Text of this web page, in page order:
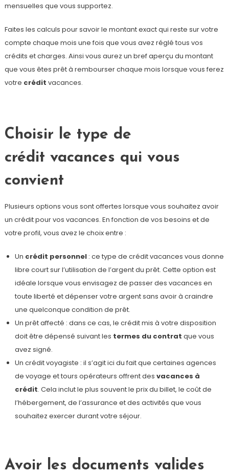
mensuelles que vous supportez.
Faites les calculs pour savoir le montant exact qui reste sur votre
compte chaque mois une fois que vous avez réglé tous vos
crédits et charges. Ainsi vous aurez un bref aperçu du montant
que vous êtes prêt à rembourser chaque mois lorsque vous ferez
votre crédit vacances.
Choisir le type de
crédit vacances qui vous
convient
Plusieurs options vous sont offertes lorsque vous souhaitez avoir
un crédit pour vos vacances. En fonction de vos besoins et de
votre profil, vous avez le choix entre :
Un crédit personnel: ce type de crédit vacances vous donne
libre court sur l’utilisation de l’argent du prêt. Cette option est
idéale lorsque vous envisagez de passer des vacances en
toute liberté et dépenser votre argent sans avoir à craindre
une quelconque condition de prêt.
Un prêt affecté : dans ce cas, le crédit mis à votre disposition
doit être dépensé suivant les termes du contrat que vous
avez signé.
Un crédit voyagiste : il s’agit ici du fait que certaines agences
de voyage et tours opérateurs offrent des vacances à
crédit. Cela inclut le plus souvent le prix du billet, le coût de
l’hébergement, de l’assurance et des activités que vous
souhaitez exercer durant votre séjour.
Avoir les documents valides